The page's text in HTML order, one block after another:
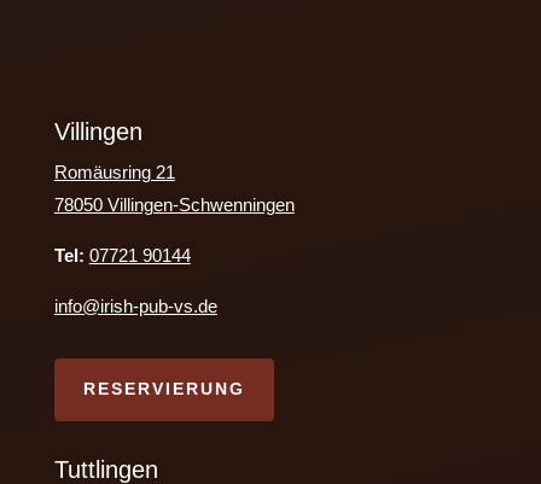
Villingen
Romäusring 21
78050 Villingen-Schwenningen
Tel: 07721 90144
info@irish-pub-vs.de
RESERVIERUNG
Tuttlingen